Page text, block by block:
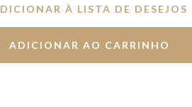
À LISTA DE DESEJOS